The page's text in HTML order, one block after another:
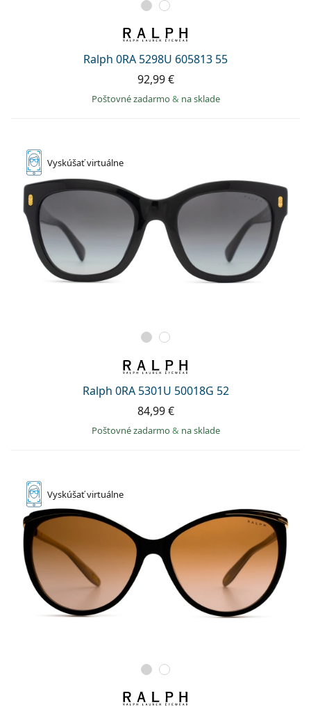
Ralph 0RA 5298U 605813 55
92,99 €
Poštovné zadarmo& na sklade
Vyskúšaťvirtuálne
Ralph 0RA 5301U 50018G 52
84,99 €
Poštovné zadarmo& na sklade
Vyskúšaťvirtuálne